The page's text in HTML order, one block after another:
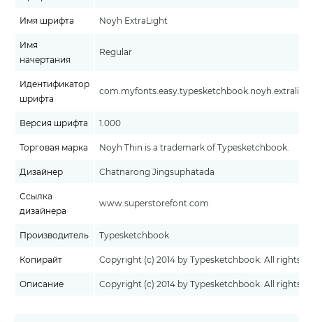
Имя шрифта Noyh ExtraLight
Имя
начертания
Regular
Идентификатор
шрифта
Версия шрифта 1.000
Торговая марка Noyh Thin is a trademark of Typesketchbook.
Дизайнер Chatnarong Jingsuphatada
Ссылка
дизайнера
www.superstorefont.com
Производитель Typesketchbook
Копирайт Copyright (c) 2014 by Typesketchbook. All rights
Описание Copyright (c) 2014 by Typesketchbook. All rights